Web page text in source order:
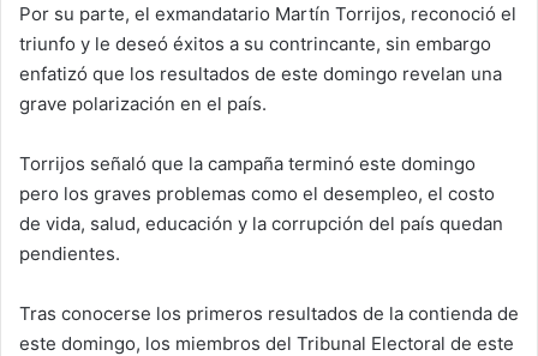
Por su parte, el exmandatario Martín Torrijos, reconoció el
triunfo y le deseó éxitos a su contrincante, sin embargo
enfatizó que los resultados de este domingo revelan una
grave polarización en el país.
Torrijos señaló que la campaña terminó este domingo
pero los graves problemas como el desempleo, el costo
de vida, salud, educación y la corrupción del país quedan
pendientes.
Tras conocerse los primeros resultados de la contienda de
este domingo, los miembros del Tribunal Electoral de este